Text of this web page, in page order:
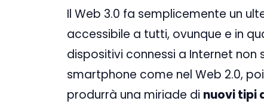
Il Web 3.0 fa semplicemente un
accessibile a tutti, ovunque e in
dispositivi connessi a Internet
smartphone come nel Web 2.0,
produrrà una miriade di nuovi tipi